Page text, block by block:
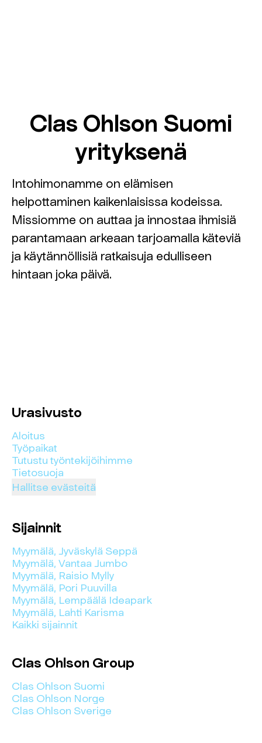
Clas Ohlson Suomi
yrityksenä
Intohimonamme on elämisen
helpottaminen kaikenlaisissa kodeissa.
Missiomme on auttaa ja innostaa ihmisiä
parantamaan arkeaan tarjoamalla käteviä
ja käytännöllisiä ratkaisuja edulliseen
hintaan joka päivä.
Urasivusto
Aloitus
Työpaikat
Tutustu työntekijöihimme
Tietosuoja
Hallitse evästeitä
Sijainnit
Myymälä, Jyväskylä Seppä
Myymälä, Vantaa Jumbo
Myymälä, Raisio Mylly
Myymälä, Pori Puuvilla
Myymälä, Lempäälä Ideapark
Myymälä, Lahti Karisma
Kaikki sijainnit
Clas Ohlson Group
Clas Ohlson Suomi
Clas Ohlson Norge
Clas Ohlson Sverige